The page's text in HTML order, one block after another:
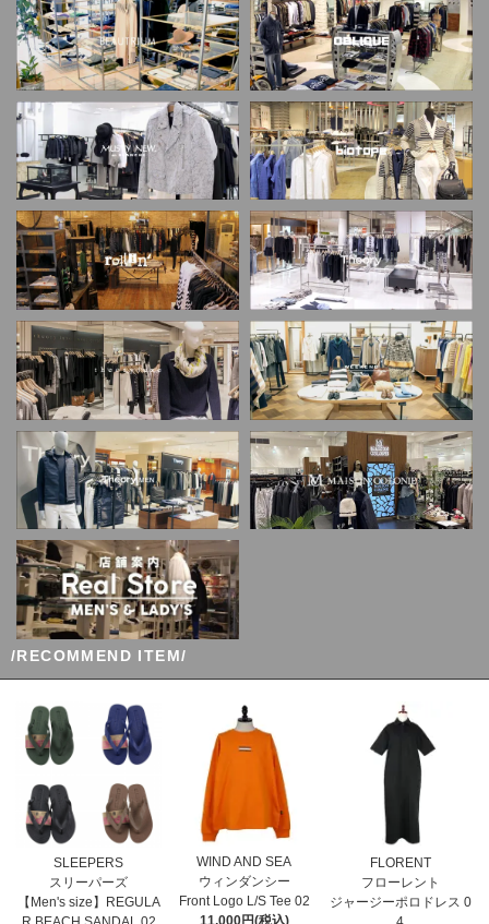
/RECOMMEND ITEM/
SLEEPERS
スリーパーズ
【Men's size】REGULA
WIND AND SEA
ウィンダンシー
Front Logo L/S Tee 02
FLORENT
フローレント
ジャージーポロドレス 0